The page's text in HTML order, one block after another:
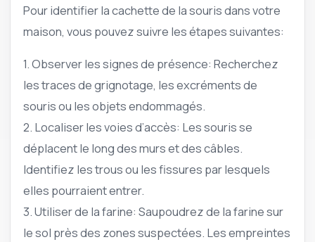
Pour identifier la cachette de la souris dans votre
maison, vous pouvez suivre les étapes suivantes:
1. Observer les signes de présence: Recherchez
les traces de grignotage, les excréments de
souris ou les objets endommagés.
2. Localiser les voies d’accès: Les souris se
déplacent le long des murs et des câbles.
Identifiez les trous ou les fissures par lesquels
elles pourraient entrer.
3. Utiliser de la farine: Saupoudrez de la farine sur
le sol près des zones suspectées. Les empreintes